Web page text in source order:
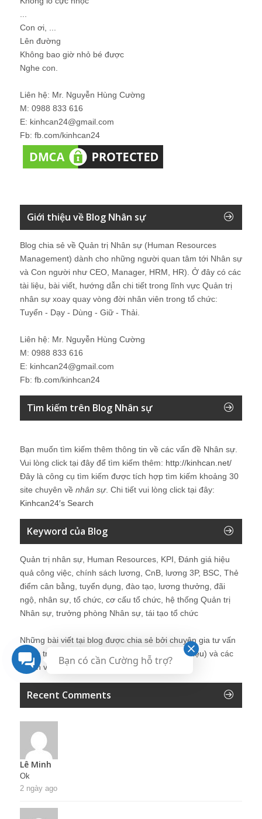
Con ơi, ...
Lên đường
Không bao giờ nhỏ bé được
Nghe con.
Liên hệ: Mr. Nguyễn Hùng Cường
M: 0988 833 616
E: kinhcan24@gmail.com
Fb: fb.com/kinhcan24
Giới thiệu về Blog Nhân sự
Blog chia sẻ về Quản trị Nhân sự (Human Resources
Management) dành cho những người quan tâm tới Nhân sự
và Con người như CEO, Manager, HRM, HR). Ở đây có các
tài liệu, bài viết, hướng dẫn chi tiết trong lĩnh vực Quản trị
nhân sự xoay quay vòng đời nhân viên trong tổ chức:
Tuyển - Dạy - Dùng - Giữ - Thải.
Liên hệ: Mr. Nguyễn Hùng Cường
M: 0988 833 616
E: kinhcan24@gmail.com
Fb: fb.com/kinhcan24
Tìm kiếm trên Blog Nhân sự
Bạn muốn tìm kiếm thêm thông tin về các vấn đề Nhân sự
Vui lòng click tại đây để tìm kiếm thêm: http://kinhcan.net/
Đây là công cụ tìm kiếm được tích hợp tìm kiếm khoảng 30
site chuyên về nhân sự. Chi tiết vui lòng click tại đây:
Kinhcan24′s Search
Keyword của Blog
Quản trị nhân sự, Human Resources, KPI, Đánh giá hiệu
quả công việc, chính sách lương, CnB, lương 3P, BSC, Thẻ
điểm cân bằng, tuyển dụng, đào tạo, lương thưởng, đãi
ngộ, nhân sự, tổ chức, cơ cấu tổ chức, hệ thống Quản trị
Nhân sự, trưởng phòng Nhân sự, tái tạo tổ chức
Những bài viết tại blog được chia sẻ bởi chuyên gia tư vấn
Quản trị Nhân sự Nguyễn Hùng Cường (
giới thiệu) và các
thành viên khác trong cộng đồng Nhân sự.
Recent Comments
Lê Minh
Ok
2 ngày ago
Bạn có cần Cường hỗ trợ?